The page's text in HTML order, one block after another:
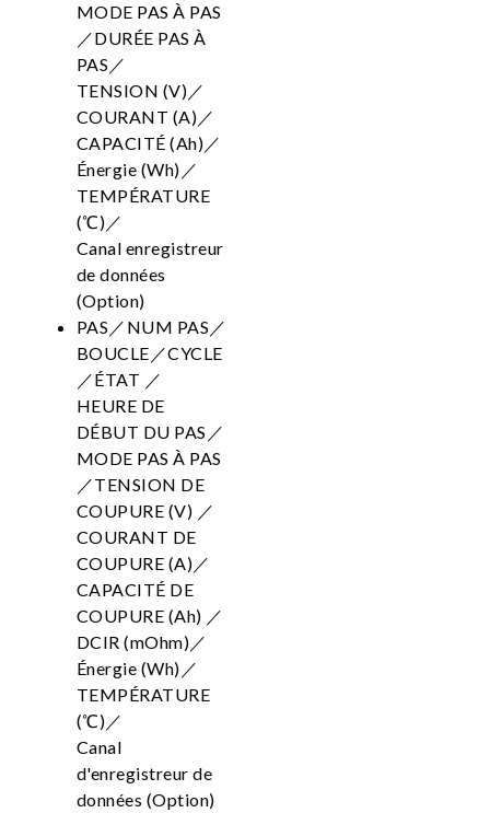
MODE PAS À PAS
／DURÉE PAS À
PAS／
TENSION (V)／
COURANT (A)／
CAPACITÉ (Ah)／
Énergie (Wh)／
TEMPÉRATURE
(℃)／
Canal enregistreur
de données
(Option)
PAS／NUM PAS／
BOUCLE／CYCLE
／ÉTAT ／
HEURE DE
DÉBUT DU PAS／
MODE PAS À PAS
／TENSION DE
COUPURE (V) ／
COURANT DE
COUPURE (A)／
CAPACITÉ DE
COUPURE (Ah) ／
DCIR (mOhm)／
Énergie (Wh)／
TEMPÉRATURE
(℃)／
Canal
d'enregistreur de
données (Option)